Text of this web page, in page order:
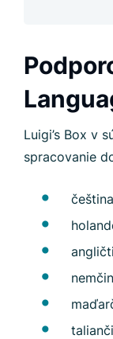
Luigi’s Box v
spracovanie
čeština